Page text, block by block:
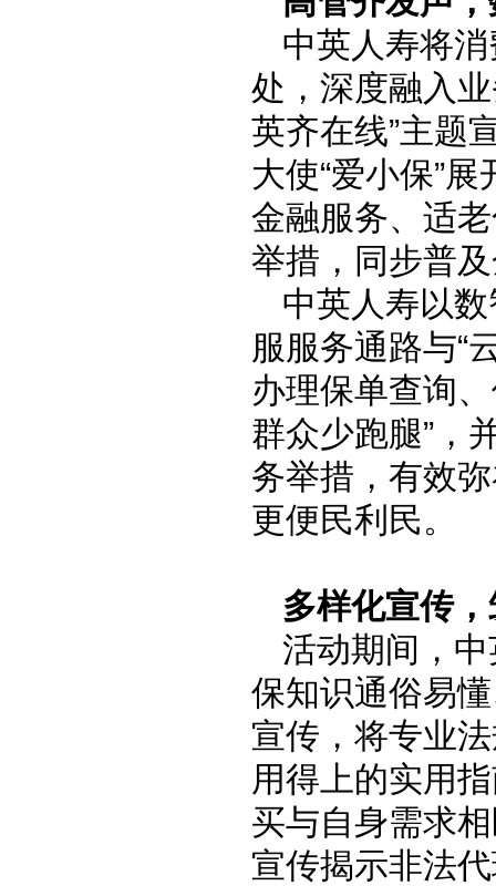
中英人寿将
处，深度融入
英齐在线”主题
大使“爱小保”
金融服务、适
举措，同步普
中英人寿以
服服务通路与“
办理保单查询
群众少跑腿”，
务举措，有效
更便民利民。
多样化宣传，
活动期间，
保知识通俗易
宣传，将专业
用得上的实用
买与自身需求
宣传揭示非法